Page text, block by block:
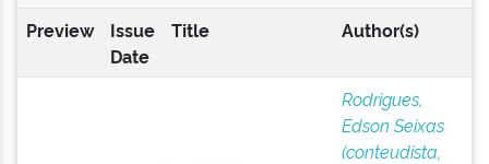
Preview
Issue
Date
Title Author(s)
Rodrigues,
Edson Seixas
(conteudista,